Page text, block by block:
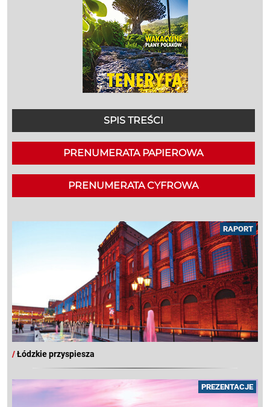
SPIS TREŚCI
PRENUMERATA PAPIEROWA
PRENUMERATA CYFROWA
RAPORT
/Łódzkie przyspiesza
PREZENTACJE